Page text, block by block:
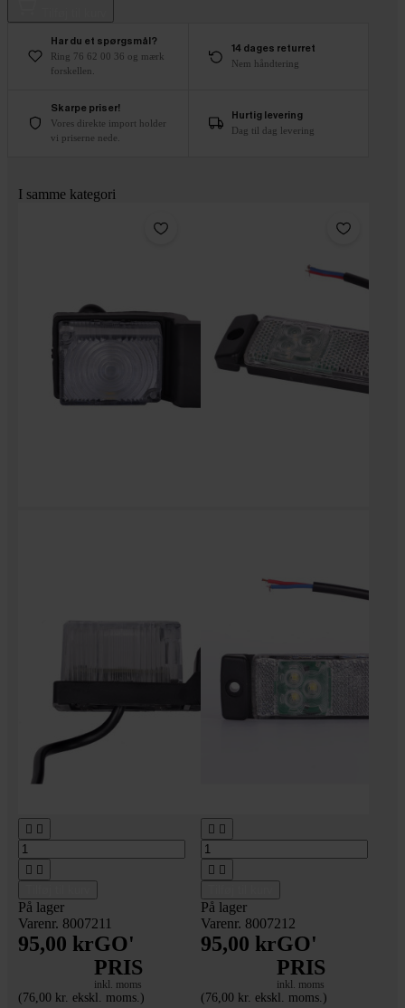
Har du et spørgsmål?
Ring 76 62 00 36 og mærk
forskellen.
14 dages returret
Nem håndtering
Skarpe priser!
Vores direkte import holder
vi priserne nede.
Hurtig levering
Dag til dag levering
I samme kategori
 
 
På lager
Varenr. 8007211
95,00 krGO'
PRIS
inkl. moms
(76,00 kr. ekskl. moms.)
 
 
På lager
Varenr. 8007212
95,00 krGO'
PRIS
inkl. moms
(76,00 kr. ekskl. moms.)